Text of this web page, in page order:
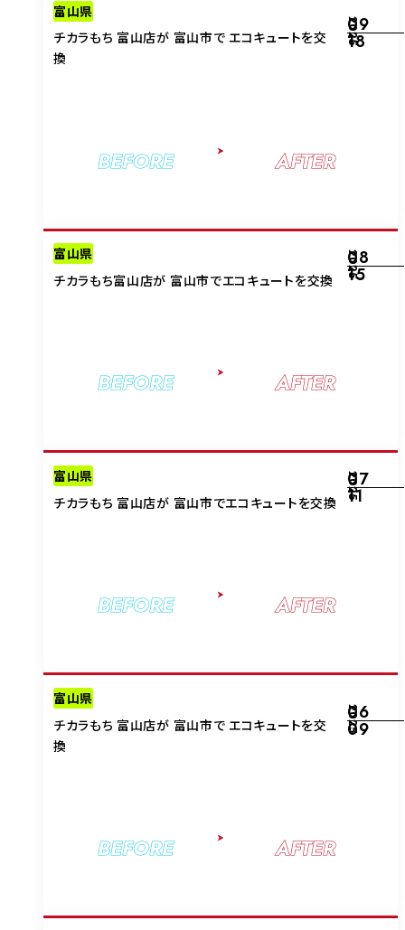
富山県
チカラもち 富山店が 富山市で エコキュートを交
換
2025
09
18
BEFORE AFTER
富山県
チカラもち富山店が 富山市でエコキュートを交換
2025
08
15
BEFORE AFTER
富山県
チカラもち 富山店が 富山市でエコキュートを交換
2025
07
11
BEFORE AFTER
富山県
チカラもち 富山店が 富山市で エコキュートを交
換
2025
06
09
BEFORE AFTER